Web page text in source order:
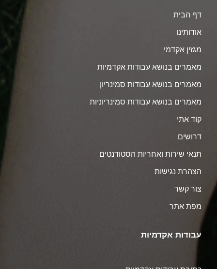
דף הבית
אודותינו
מגזין אקדמי
מאמרים בנושא עבודות אקדמיות
מאמרים בנושא עבודות סמינריון
מאמרים בנושא עבודות סמינריוניות
קוד אתי
דרושים
תנאי שירות ואחריות הסטודנטים
הצהרת נגישות
צור קשר
מפת אתר
עבודות אקדמיות